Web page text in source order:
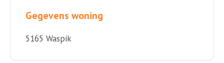
Gegevens woning
5165 Waspik